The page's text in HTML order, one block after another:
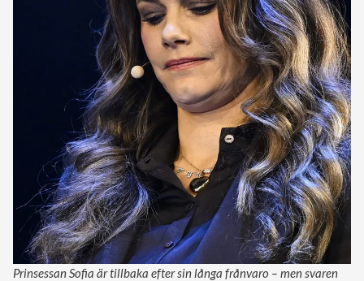
Prinsessan Sofia är tillbaka efter sin långa frånvaro – men svaren